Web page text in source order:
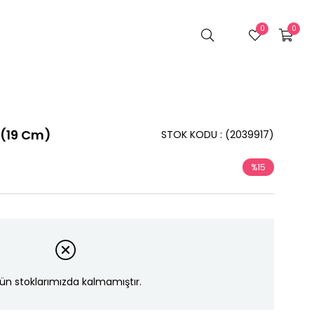
0
0
Cm) (2039917)
STOK KODU
%15
stoklarımızda kalmamıştır.